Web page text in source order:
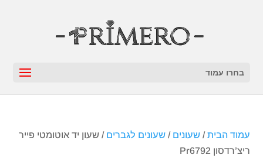
בחרו עמוד
עמוד הבית/שעונים /שעונים לגברים / שעון יד אוטומטי פייר
ריצ’רדסון Pr6792